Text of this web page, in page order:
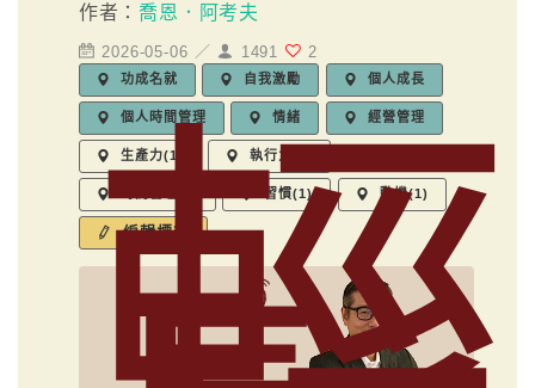
作者：喬恩．阿考夫
2026-05-06 ／ 1491 2
功成名就 自我激勵 個人成長
個人時間管理 情緒 經營管理
生產力(1) 執行力(1)
習慣(1) 動機(1)
編輯標籤